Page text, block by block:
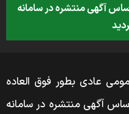
آگهی منتشره در سامانه
عادی بطور فوق العاده
آگهی منتشره در سامانه